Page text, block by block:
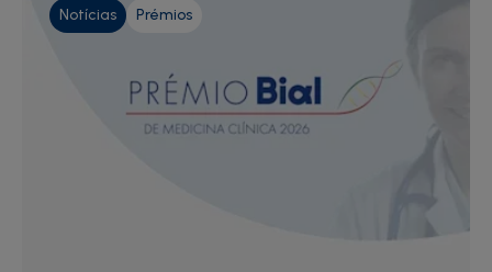
Notícias Prémios